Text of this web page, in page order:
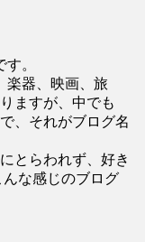
。
楽器、映画、旅
ますが、中でも
、それがブログ名
とらわれず、好き
な感じのブログ